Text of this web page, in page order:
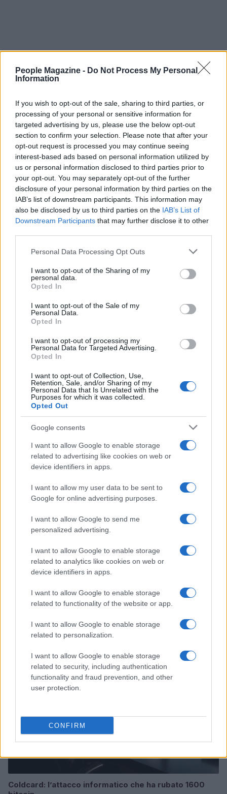
People Magazine - Do Not Process My Personal
Information
If you wish to opt-out of the sale, sharing to third parties, or
processing of your personal or sensitive information for
targeted advertising by us, please use the below opt-out
section to confirm your selection. Please note that after your
opt-out request is processed you may continue seeing
interest-based ads based on personal information utilized by
us or personal information disclosed to third parties prior to
your opt-out. You may separately opt-out of the further
disclosure of your personal information by third parties on the
IAB’s list of downstream participants. This information may
also be disclosed by us to third parties on the IAB’s List of
Downstream Participants that may further disclose it to other
Please note that this website/app uses one or more Google
not limited to your visit or usage behaviour. You may click to
grant or deny consent to Google and its third-party tags to
use your data for below specified purposes in below Google
consent section.
Personal Data Processing Opt Outs
I want to opt-out of the Sharing of my
personal data.
Opted In
I want to opt-out of the Sale of my
Personal Data.
Opted In
I want to opt-out of processing my
Personal Data for Targeted Advertising.
Opted In
I want to opt-out of Collection, Use,
Retention, Sale, and/or Sharing of my
Personal Data that Is Unrelated with the
Purposes for which it was collected.
Opted Out
Google consents
I want to allow Google to enable storage
related to advertising like cookies on web or
device identifiers in apps.
I want to allow my user data to be sent to
Google for online advertising purposes.
I want to allow Google to send me
personalized advertising.
I want to allow Google to enable storage
related to analytics like cookies on web or
device identifiers in apps.
I want to allow Google to enable storage
related to functionality of the website or app.
I want to allow Google to enable storage
related to personalization.
I want to allow Google to enable storage
related to security, including authentication
functionality and fraud prevention, and other
user protection.
CONFIRM
Nel contesto del tema
citazione della storia dell’arte — che spesso ritrae
corpi seminudI — sia come strumento di invenzione
stilistica. Che si tratti di un fenomeno destinato a
durare o di un’onda mediatica passeggera, resta il
fatto che questi dettagli hanno acceso il dibattito
su cosa significhi mostrare e trasformare il corpo
nell’alta moda contemporanea, un territorio in cui il
confine tra provocazione e artigianato resta
volutamente sfumato.
Matteo Pellegrino
Matteo Pellegrino ha organizzato una sfilata
pop-up nei vicoli del Quartieri Spagnoli per
promuovere giovani designer; è editorialista
moda che cura rubriche su artigianato e
bozze di pattern e appunti presi nelle sartorie
di via Toledo.
Coldcard: l’attacco informatico che ha rubato 1600